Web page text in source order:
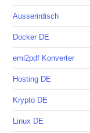
Ausserirdisch
Docker DE
eml2pdf Konverter
Hosting DE
Krypto DE
Linux DE